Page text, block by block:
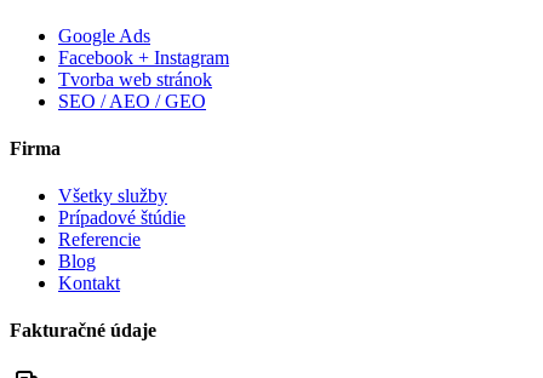
Google Ads
Facebook + Instagram
Tvorba web stránok
SEO / AEO / GEO
Firma
Všetky služby
Prípadové štúdie
Referencie
Blog
Kontakt
Fakturačné údaje